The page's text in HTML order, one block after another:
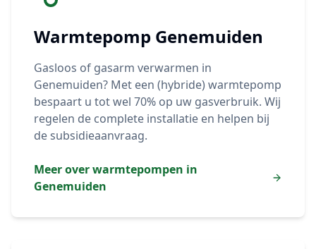
Warmtepomp Genemuiden
Gasloos of gasarm verwarmen in
Genemuiden? Met een (hybride) warmtepomp
bespaart u tot wel 70% op uw gasverbruik. Wij
regelen de complete installatie en helpen bij
de subsidieaanvraag.
Meer over warmtepompen in
Genemuiden